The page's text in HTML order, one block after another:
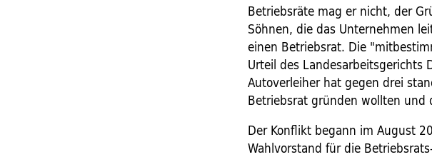
Betriebsräte mag er nicht, der
Söhnen, die das Unternehmen
einen Betriebsrat. Die
Urteil des Landesarbeitsgerichts
Autoverleiher hat gegen drei
Betriebsrat gründen wollten und
Der Konflikt begann im August
Wahlvorstand für die